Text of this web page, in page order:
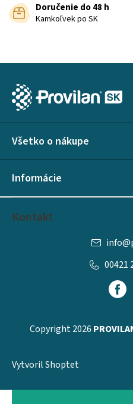
Doručenie do 48 h
Kamkoľvek po SK
ä
i
Všetko o nákupe
Informácie
Kontakt
info@
00421
Vytvoril Shoptet
Copyright 2026